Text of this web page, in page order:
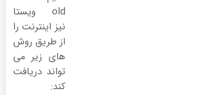
old ویستا
نیز اینترنت را
از طریق روش
های زیر می
تواند دریافت
کند: